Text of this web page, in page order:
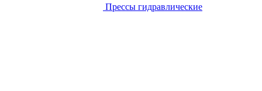
Прессы гидравлические